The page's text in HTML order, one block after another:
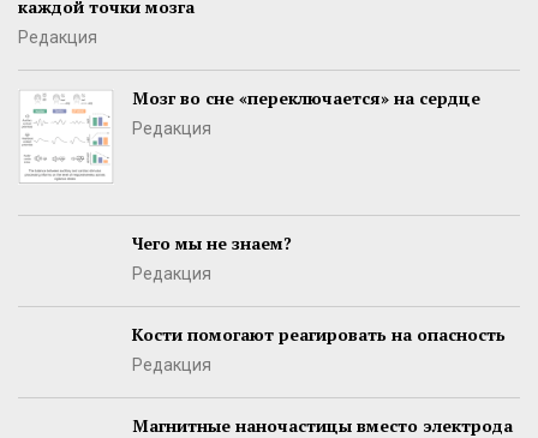
каждой точки мозга
Редакция
Мозг во сне «переключается» на сердце
Редакция
Чего мы не знаем?
Редакция
Кости помогают реагировать на опасность
Редакция
Магнитные наночастицы вместо электрода